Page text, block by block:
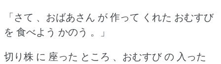
「さて 、おばあさん が 作って くれた おむすび
を 食べよう かのう 。」
切り株 に 座った ところ 、おむすび の 入った